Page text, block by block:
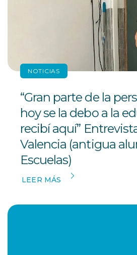
NOTICIAS
“Gran parte de la
hoy se la debo a la
recibí aquí”
Valencia (antigua
Escuelas)
LEER MÁS